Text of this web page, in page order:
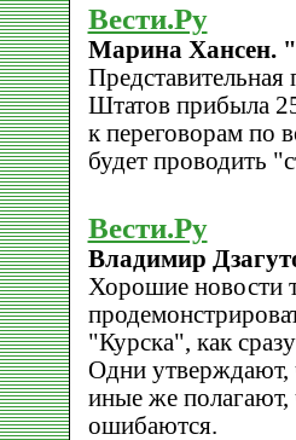
Вести.Ру
Марина Хансен.
Представительная
Штатов прибыла
к переговорам по
будет проводить
Вести.Ру
Владимир
Хорошие новости
"Курска", как
Одни утверждают,
иные же
ошибаются.